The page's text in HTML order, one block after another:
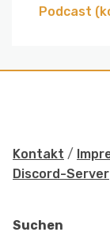
Podcast
Kontakt /
Discord-Server
Suchen